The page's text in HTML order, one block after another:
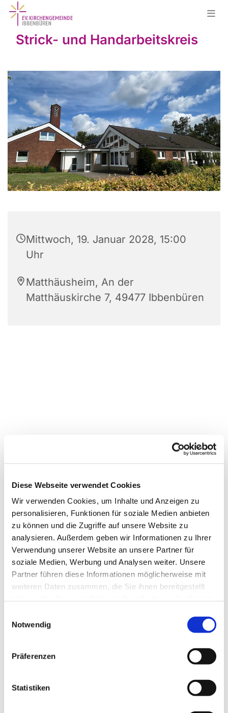
Diese Webseite verwendet Cookies
Wir verwenden Cookies, um Inhalte und Anzeigen zu
personalisieren, Funktionen für soziale Medien anbieten
zu können und die Zugriffe auf unsere Website zu
analysieren. Außerdem geben wir Informationen zu Ihrer
Verwendung unserer Website an unsere Partner für
soziale Medien, Werbung und Analysen weiter. Unsere
Partner führen diese Informationen möglicherweise mit
weiteren Daten zusammen, die Sie ihnen bereitgestellt
Notwendig
Präferenzen
Statistiken
Strick- und Handarbeitskreis
Mittwoch, 19. Januar 2028, 15:00
Uhr
Matthäusheim, An der
Matthäuskirche 7, 49477 Ibbenbüren
Dies könnte Sie auch
interessieren